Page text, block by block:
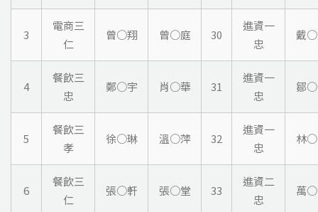
3
電商三
仁
曾○翔 曾○庭 30
進資一
忠
戴○
4
餐飲三
忠
鄭○宇 肖○華 31
進資一
忠
鄒
5
餐飲三
孝
徐○琳 溫○萍 32
進資一
忠
林
6
餐飲三
仁
張○軒 張○堂 33
進資二
忠
萬